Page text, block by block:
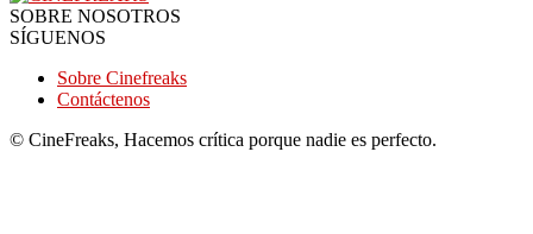
SOBRE NOSOTROS
SÍGUENOS
Sobre Cinefreaks
Contáctenos
© CineFreaks, Hacemos crítica porque nadie es perfecto.